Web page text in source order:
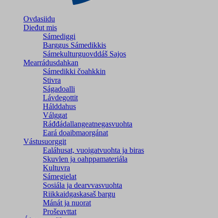
Ovdasiidu
Dieđut mis
Sámediggi
Barggus Sámedikkis
Sámekulturguovddáš Sajos
Mearrádusdahkan
Sámedikki čoahkkin
Stivra
Ságadoalli
Lávdegottit
Hálddahus
Válggat
Ráđđádallangeatnegas­vuohta
Eará doaibmaorgánat
Vástusuorggit
Ealáhusat, vuoigatvuohta ja biras
Skuvlen ja oahppamateriála
Kultuvra
Sámegielat
Sosiála ja dearvvasvuohta
Riikkaidgaskasaš bargu
Mánát ja nuorat
Prošeavttat